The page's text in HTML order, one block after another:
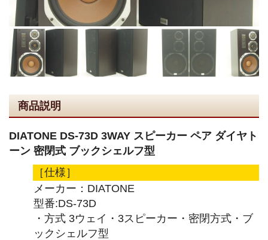
商品説明
DIATONE DS-73D 3WAY スピーカー ペア ダイヤト
ーン 密閉式 ブックシェルフ型
［仕様］
メーカー：DIATONE
型番:DS-73D
・方式 3ウェイ・3スピーカー・密閉方式・ブ
ックシェルフ型